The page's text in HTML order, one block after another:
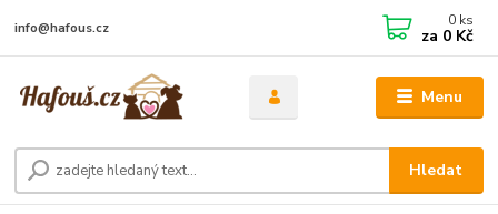
Menu
Hledat
info@hafous.cz 0 ks
za 0 Kč